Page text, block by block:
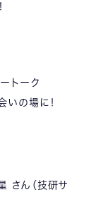
トーク
いの場に！
ん（技研サ